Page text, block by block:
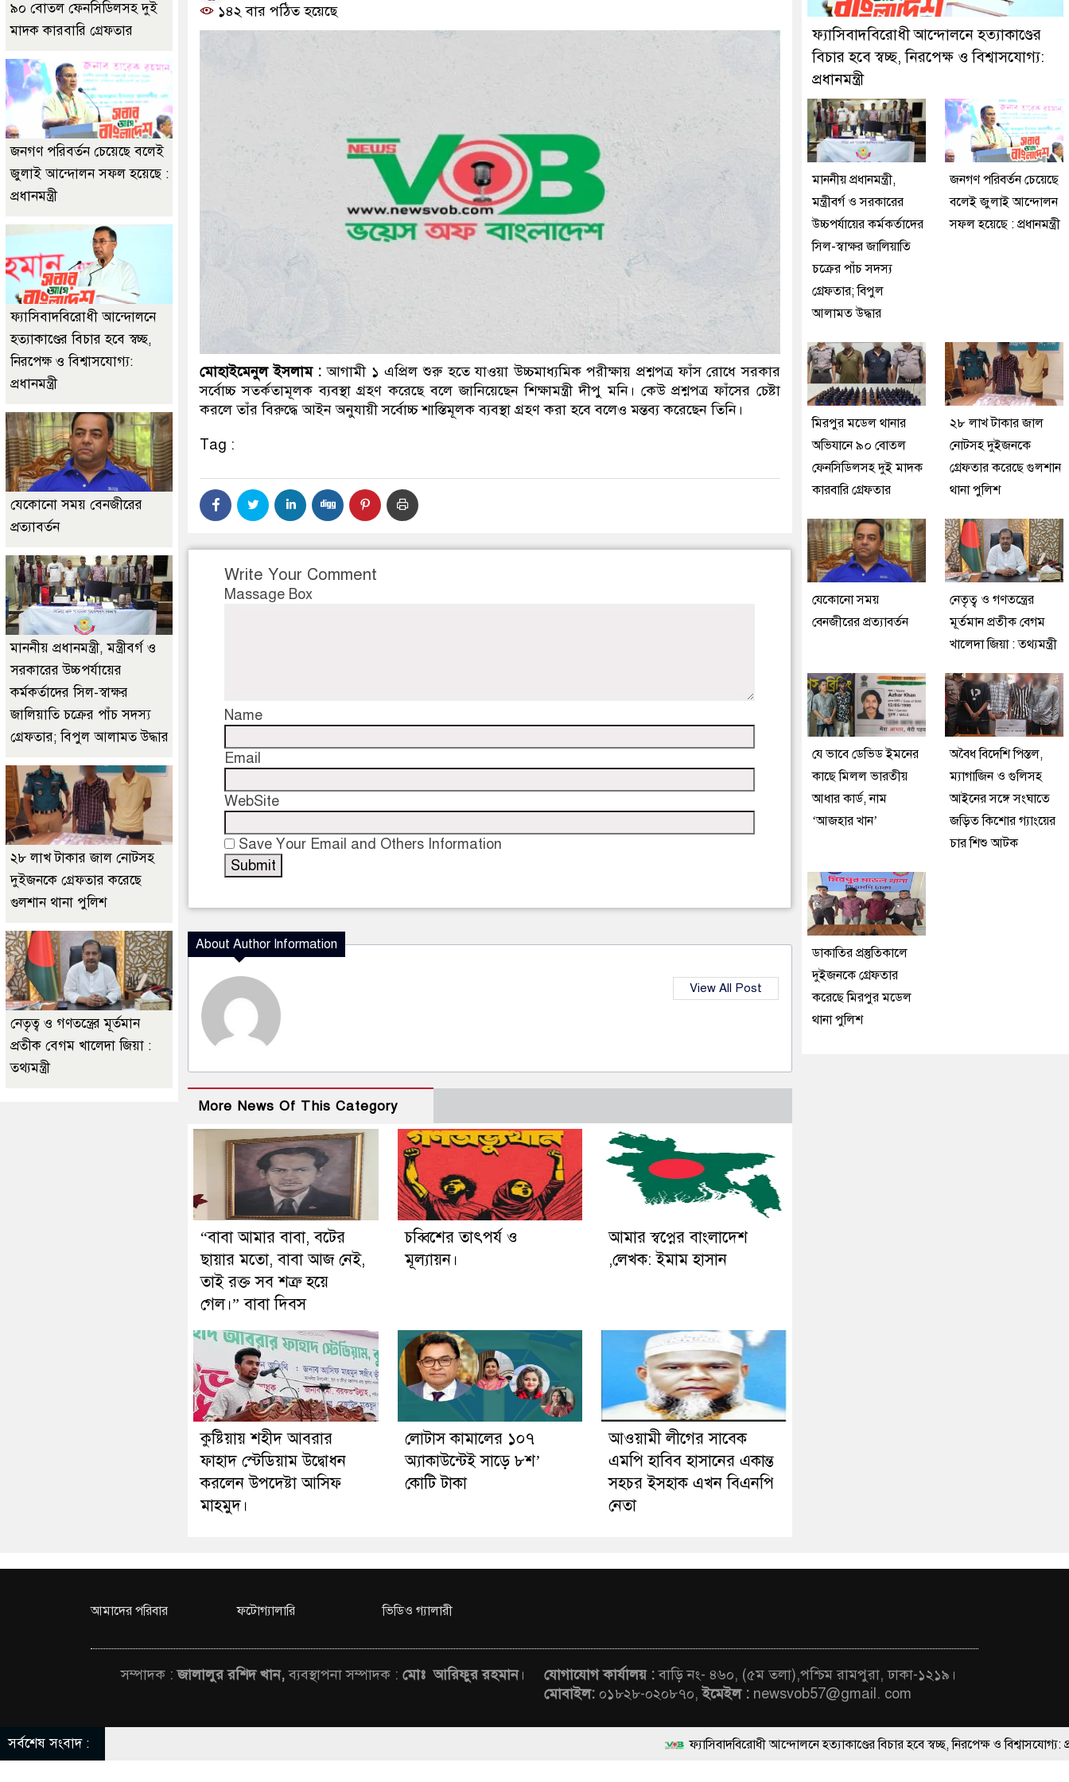
ডাকাতির প্রস্তুতিকালে দুইজনকে গ্রেফতার করেছে মিরপুর মডেল থানা পুলিশ
১৪২ বার পঠিত হয়েছে
মোহাইমেনুল ইসলাম : আগামী ১ এপ্রিল শুরু হতে যাওয়া উচ্চমাধ্যমিক পরীক্ষায় প্রশ্নপত্র ফাঁস রোধে সরকার
সর্বোচ্চ সতর্কতামূলক ব্যবস্থা গ্রহণ করেছে বলে জানিয়েছেন শিক্ষামন্ত্রী দীপু মনি। কেউ প্রশ্নপত্র ফাঁসের চেষ্টা
করলে তাঁর বিরুদ্ধে আইন অনুযায়ী সর্বোচ্চ শাস্তিমূলক ব্যবস্থা গ্রহণ করা হবে বলেও মন্তব্য করেছেন তিনি।
Tag :
Write Your Comment
Massage Box
Name
Email
WebSite
Save Your Email and Others Information
About Author Information
View All Post
More News Of This Category
“বাবা আমার বাবা, বটের
ছায়ার মতো, বাবা আজ নেই,
তাই রক্ত সব শত্রু হয়ে
গেল।” বাবা দিবস
চব্বিশের তাৎপর্য ও
মূল্যায়ন।
আমার স্বপ্নের বাংলাদেশ
,লেখক: ইমাম হাসান
কুষ্টিয়ায় শহীদ আবরার
ফাহাদ স্টেডিয়াম উদ্বোধন
করলেন উপদেষ্টা আসিফ
মাহমুদ।
লোটাস কামালের ১০৭
অ্যাকাউন্টেই সাড়ে ৮শ’
কোটি টাকা
আওয়ামী লীগের সাবেক
এমপি হাবিব হাসানের একান্ত
সহচর ইসহাক এখন বিএনপি
নেতা
৯০ বোতল ফেনসিডিলসহ দুই
মাদক কারবারি গ্রেফতার
জনগণ পরিবর্তন চেয়েছে বলেই
জুলাই আন্দোলন সফল হয়েছে :
প্রধানমন্ত্রী
ফ্যাসিবাদবিরোধী আন্দোলনে
হত্যাকাণ্ডের বিচার হবে স্বচ্ছ,
নিরপেক্ষ ও বিশ্বাসযোগ্য:
প্রধানমন্ত্রী
যেকোনো সময় বেনজীরের
প্রত্যাবর্তন
মাননীয় প্রধানমন্ত্রী, মন্ত্রীবর্গ ও
সরকারের উচ্চপর্যায়ের
কর্মকর্তাদের সিল-স্বাক্ষর
জালিয়াতি চক্রের পাঁচ সদস্য
গ্রেফতার; বিপুল আলামত উদ্ধার
২৮ লাখ টাকার জাল নোটসহ
দুইজনকে গ্রেফতার করেছে
গুলশান থানা পুলিশ
নেতৃত্ব ও গণতন্ত্রের মূর্তমান
প্রতীক বেগম খালেদা জিয়া :
তথ্যমন্ত্রী
ফ্যাসিবাদবিরোধী আন্দোলনে হত্যাকাণ্ডের
বিচার হবে স্বচ্ছ, নিরপেক্ষ ও বিশ্বাসযোগ্য:
প্রধানমন্ত্রী
মাননীয় প্রধানমন্ত্রী,
মন্ত্রীবর্গ ও সরকারের
উচ্চপর্যায়ের কর্মকর্তাদের
সিল-স্বাক্ষর জালিয়াতি
চক্রের পাঁচ সদস্য
গ্রেফতার; বিপুল
আলামত উদ্ধার
জনগণ পরিবর্তন চেয়েছে
বলেই জুলাই আন্দোলন
সফল হয়েছে : প্রধানমন্ত্রী
মিরপুর মডেল থানার
অভিযানে ৯০ বোতল
ফেনসিডিলসহ দুই মাদক
কারবারি গ্রেফতার
২৮ লাখ টাকার জাল
নোটসহ দুইজনকে
গ্রেফতার করেছে গুলশান
থানা পুলিশ
যেকোনো সময়
বেনজীরের প্রত্যাবর্তন
নেতৃত্ব ও গণতন্ত্রের
মূর্তমান প্রতীক বেগম
খালেদা জিয়া : তথ্যমন্ত্রী
যে ভাবে ডেভিড ইমনের
কাছে মিলল ভারতীয়
আধার কার্ড, নাম
‘আজহার খান’
অবৈধ বিদেশি পিস্তল,
ম্যাগাজিন ও গুলিসহ
আইনের সঙ্গে সংঘাতে
জড়িত কিশোর গ্যাংয়ের
চার শিশু আটক
ডাকাতির প্রস্তুতিকালে
দুইজনকে গ্রেফতার
করেছে মিরপুর মডেল
থানা পুলিশ
আমাদের পরিবার ফটোগ্যালারি ভিডিও গ্যালারী
সম্পাদক :জালালুর রশিদ খান,ব্যবস্থাপনা সম্পাদক : মোঃ আরিফুর রহমান। যোগাযোগ কার্যালয় :বাড়ি নং- ৪৬০, (৫ম তলা),পশ্চিম রামপুরা, ঢাকা-১২১৯।
মোবাইল: ০১৮২৮-০২০৮৭০,ইমেইল : newsvob57@gmail. com
© All rights reserved © News Voice of Bangladesh | Theme Developed BY ThemesBazar.Com
সর্বশেষ সংবাদ : ফ্যাসিবাদবিরোধী আন্দোলনে হত্যাকাণ্ডের বিচার হবে স্বচ্ছ, নিরপেক্ষ ও বিশ্বাসযোগ্য: প্রধানমন্ত্রী